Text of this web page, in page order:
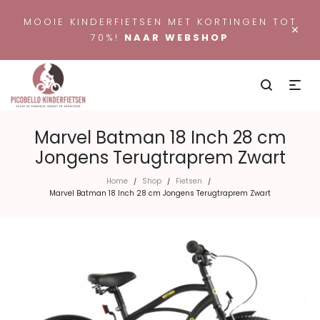
×
MOOIE KINDERFIETSEN MET KORTINGEN TOT
70%! NAAR WEBSHOP
Marvel Batman 18 Inch 28 cm
Jongens Terugtraprem Zwart
Home / Shop / Fietsen /
Marvel Batman 18 Inch 28 cm Jongens Terugtraprem Zwart